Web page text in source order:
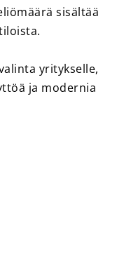
sisältää
yritykselle,
ja modernia